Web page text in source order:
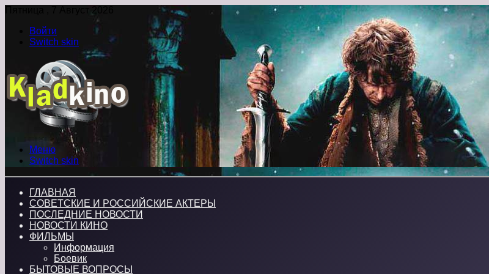
Пятница , 7 Август 2026
Войти
Switch skin
Меню
Switch skin
ГЛАВНАЯ
СОВЕТСКИЕ И РОССИЙСКИЕ АКТЕРЫ
ПОСЛЕДНИЕ НОВОСТИ
НОВОСТИ КИНО
ФИЛЬМЫ
Информация
Боевик
БЫТОВЫЕ ВОПРОСЫ